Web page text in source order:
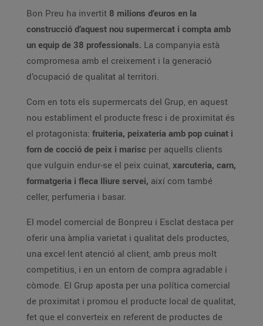
Bon Preu ha invertit 8 milions d’euros en la
construcció d’aquest nou supermercat i compta amb
un equip de 38 professionals. La companyia està
compromesa amb el creixement i la generació
d’ocupació de qualitat al territori.
Com en tots els supermercats del Grup, en aquest
nou establiment el producte fresc i de proximitat és
el protagonista: fruiteria, peixateria amb pop cuinat i
forn de cocció de peix i marisc per aquells clients
que vulguin endur-se el peix cuinat, xarcuteria, carn,
formatgeria i fleca lliure servei, així com també
celler, perfumeria i basar.
El model comercial de Bonpreu i Esclat destaca per
oferir una àmplia varietat i qualitat dels productes,
una excel·lent atenció al client, amb preus molt
competitius, i en un entorn de compra agradable i
còmode. El Grup aposta per una política comercial
de proximitat i promou el producte local de qualitat,
fet que el converteix en referent de productes de